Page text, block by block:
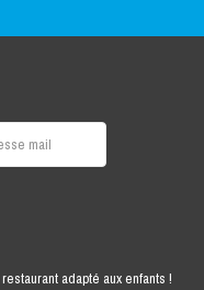
adapté aux enfants !